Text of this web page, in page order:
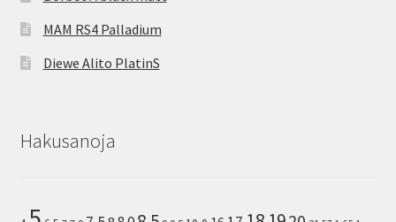
MAM RS4 Palladium
Diewe Alito PlatinS
Hakusanoja